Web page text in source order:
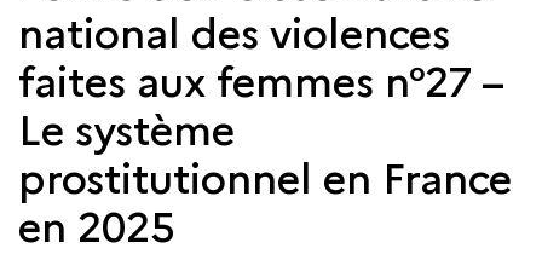
national des violences
faites aux femmes n°27 –
Le système
prostitutionnel en France
en 2025